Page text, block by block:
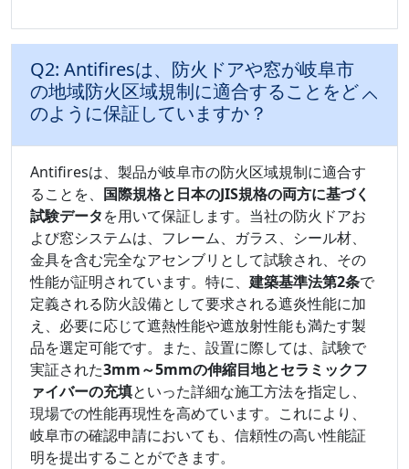
Q2: Antifiresは、防火ドアや窓が岐阜市
の地域防火区域規制に適合することをど
のように保証していますか？
Antifiresは、製品が岐阜市の防火区域規制に適合す
ることを、 国際規格と日本のJIS規格の両方に基づく
試験データを用いて保証します。当社の防火ドアお
よび窓システムは、フレーム、ガラス、シール材、
金具を含む完全なアセンブリとして試験され、その
性能が証明されています。特に、 建築基準法第2条で
定義される防火設備として要求される遮炎性能に加
え、必要に応じて遮熱性能や遮放射性能も満たす製
品を選定可能です。また、設置に際しては、試験で
実証された3mm～5mmの伸縮目地とセラミックフ
ァイバーの充填といった詳細な施工方法を指定し、
現場での性能再現性を高めています。これにより、
岐阜市の確認申請においても、信頼性の高い性能証
明を提出することができます。